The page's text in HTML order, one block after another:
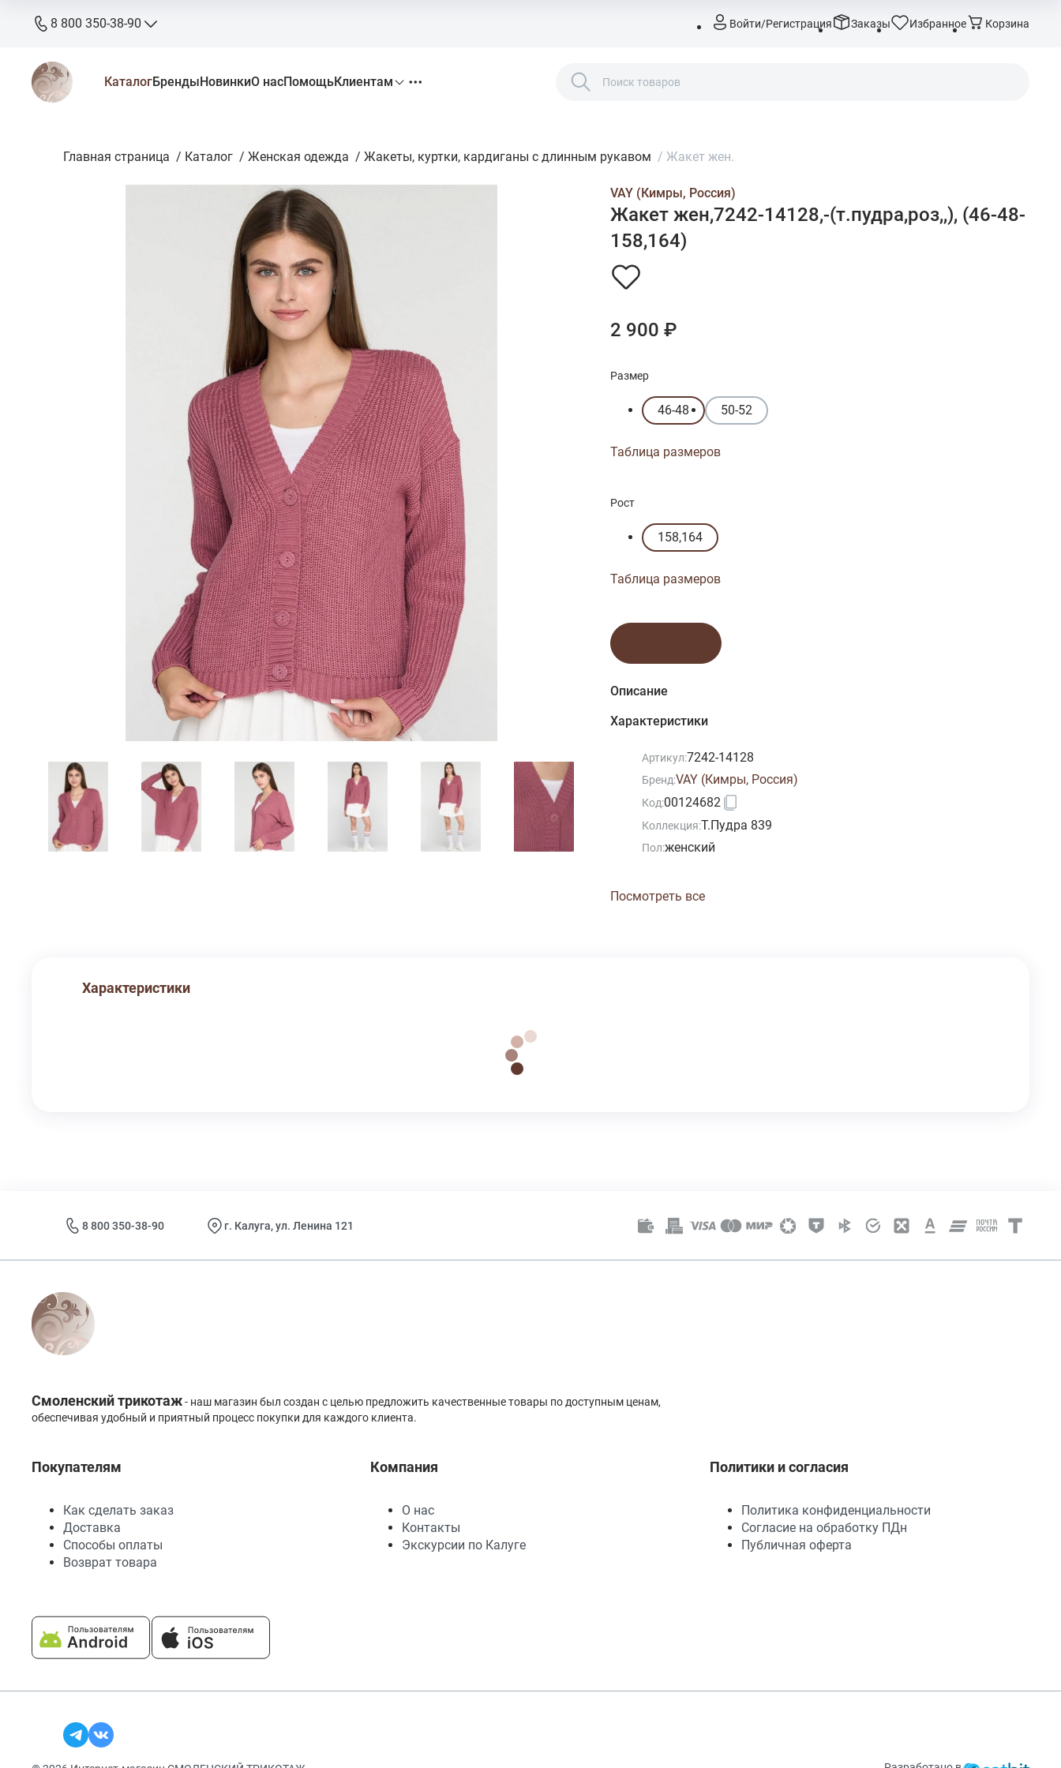
8 800 350-38-90
бесплатно
zakaz@stkaluga.ru
Пн - Вс: 10:00 - 18:00
Войти/Регистрация Заказы Избранное Корзина
КаталогБрендыНовинкиО насПомощьКлиентам
Главная страница / Каталог / Женская одежда / Жакеты, куртки, кардиганы с длинным рукавом / Жакет жен.
VAY (Кимры, Россия)
Жакет жен,7242-14128,-(т.пудра,роз,,), (46-48-
158,164)
2 900 ₽
Размер
46-48 50-52
Таблица размеров
Рост
158,164
Таблица размеров
Описание
Характеристики
Артикул:7242-14128
Бренд:VAY (Кимры, Россия)
Код:00124682
Коллекция:Т.Пудра 839
Пол:женский
Посмотреть все
Характеристики
8 800 350-38-90 г. Калуга, ул. Ленина 121
Смоленский трикотаж- наш магазин был создан с целью предложить качественные товары по доступным ценам,
обеспечивая удобный и приятный процесс покупки для каждого клиента.
Покупателям
Как сделать заказ
Доставка
Способы оплаты
Возврат товара
Компания
О нас
Контакты
Экскурсии по Калуге
Политики и согласия
Политика конфиденциальности
Согласие на обработку ПДн
Публичная оферта